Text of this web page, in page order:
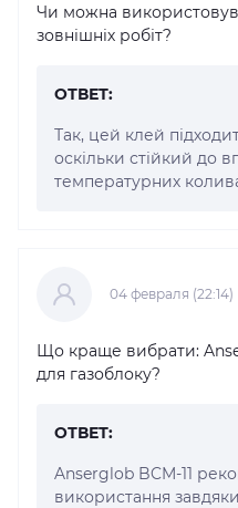
Чи можна
зовнішніх робіт?
ОТВЕТ:
Так, цей клей
оскільки стійкий до
температурних
04 февраля (22:14)
Що краще вибрати:
для газоблоку?
ОТВЕТ:
Anserglob BCM-11
використання завдяки